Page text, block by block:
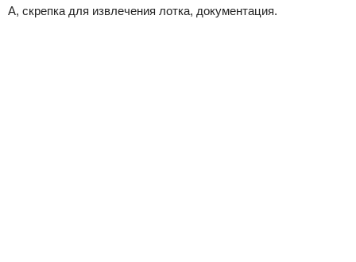
A, скрепка для извлечения лотка, документация.